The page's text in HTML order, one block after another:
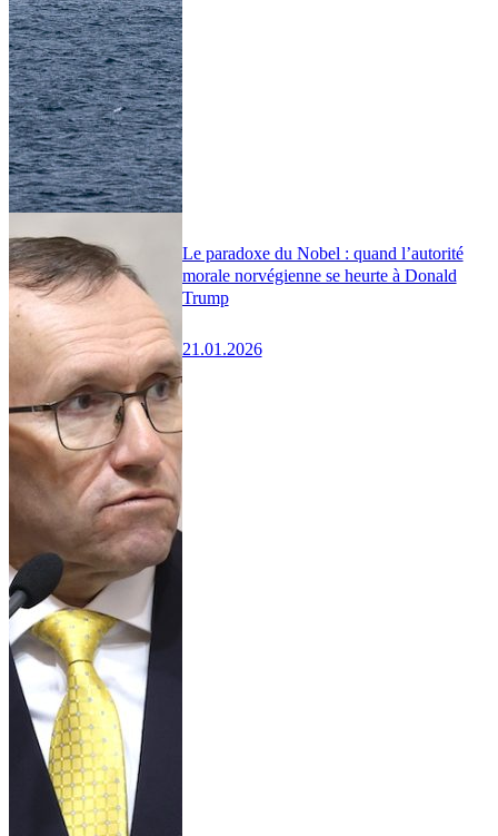
Le paradoxe du Nobel : quand l’autorité
morale norvégienne se heurte à Donald
Trump
21.01.2026